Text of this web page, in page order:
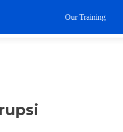
Our Training